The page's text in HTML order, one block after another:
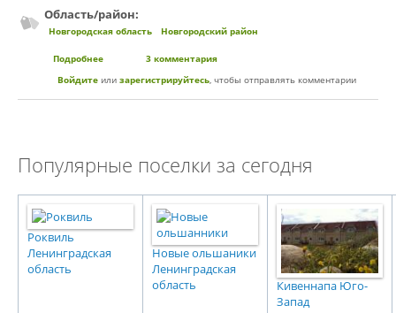
Область/район:
Новгородская область Новгородский район
Подробнее о Гостевой дом3 комментария
Войдите или зарегистрируйтесь, чтобы отправлять комментарии
Популярные поселки за сегодня
Роквиль
Ленинградская
область
Новые ольшаники
Ленинградская
область
Кивеннапа Юго-
Запад